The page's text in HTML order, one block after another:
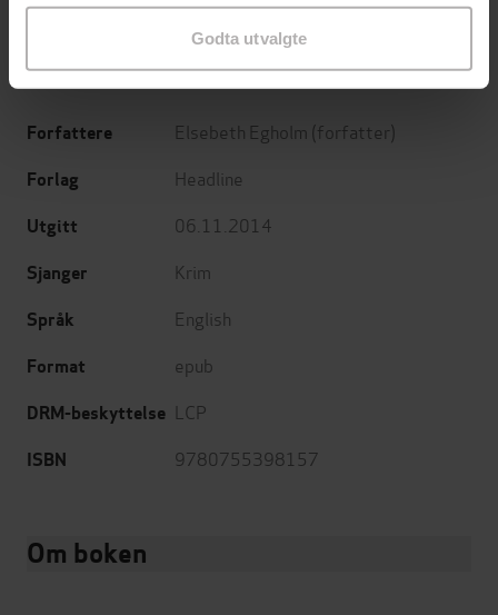
Godta utvalgte
EBOK EBOK
Forfattere Elsebeth Egholm (forfatter)
Forlag Headline
Utgitt 06.11.2014
Sjanger Krim
Språk English
Format epub
DRM-beskyttelse LCP
ISBN 9780755398157
Om boken